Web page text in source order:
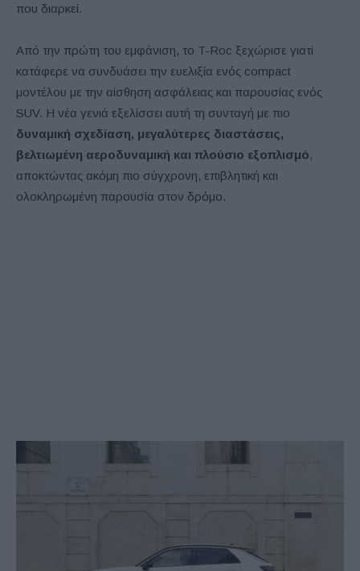
που διαρκεί.
Από την πρώτη του εμφάνιση, το T-Roc ξεχώρισε γιατί
κατάφερε να συνδυάσει την ευελιξία ενός compact
μοντέλου με την αίσθηση ασφάλειας και παρουσίας ενός
SUV. Η νέα γενιά εξελίσσει αυτή τη συνταγή με πιο
δυναμική σχεδίαση, μεγαλύτερες διαστάσεις,
βελτιωμένη αεροδυναμική και πλούσιο εξοπλισμό,
αποκτώντας ακόμη πιο σύγχρονη, επιβλητική και
ολοκληρωμένη παρουσία στον δρόμο.